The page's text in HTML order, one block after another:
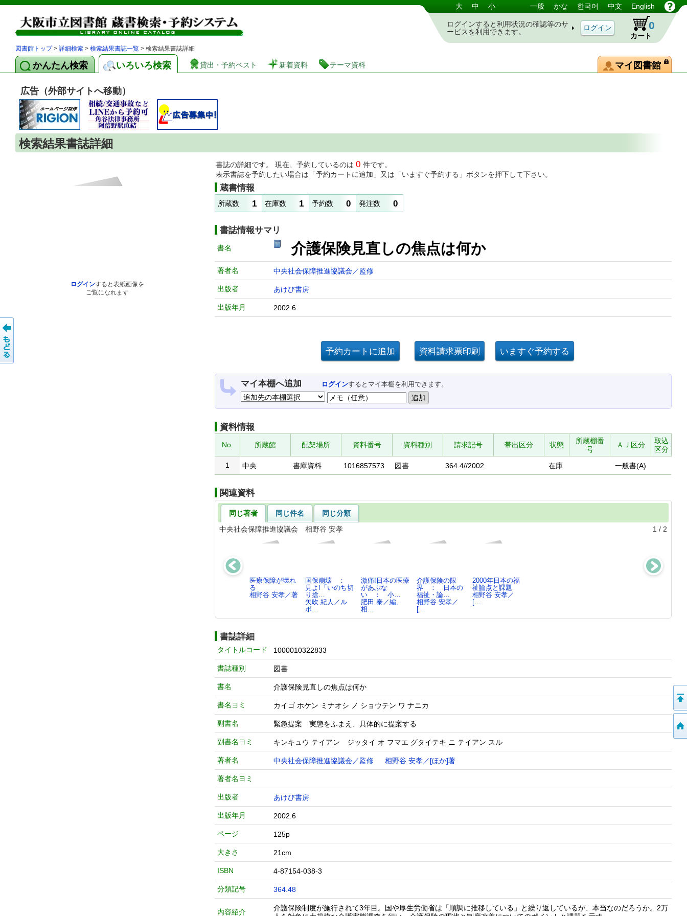
図書館 蔵書検索・予約システム 大 中 小 一般 かな 한국어 中文 English
ログインすると利用状況の確認等のサ
ービスを利用できます。
カート
0
図書館トップ> 詳細検索 > 検索結果書誌一覧 > 検索結果書誌詳細
かんたん検索 いろいろ検索 貸出・予約ベスト 新着資料 テーマ資料 マイ図書館
広告（外部サイトへ移動）
検索結果書誌詳細
ログインすると表紙画像を
ご覧になれます
書誌の詳細です。 現在、予約しているのは 0 件です。
表示書誌を予約したい場合は「予約カートに追加」又は「いますぐ予約する」ボタンを押下して下さい。
蔵書情報
所蔵数 1 在庫数 1 予約数 0 発注数 0
書誌情報サマリ
書名 介護保険見直しの焦点は何か
著者名 中央社会保障推進協議会／監修
出版者 あけび書房
出版年月 2002.6
マイ本棚へ追加 ログインするとマイ本棚を利用できます。
資料情報
No. 所蔵館 配架場所 資料番号 資料種別 請求記号 帯出区分 状態
所蔵棚番
号
ＡＪ区分
取込
区分
1
中央 書庫資料 1016857573 図書 364.4//2002 在庫 一般書(A)
関連資料
同じ著者 同じ件名
同じ分類
中央社会保障推進協議会 相野谷 安孝
1 / 2
医療保障が壊れ
る
相野谷 安孝／著
国保崩壊 ：
見よ!「いのち切
り捨…
矢吹 紀人／ル
ポ…
激痛!日本の医療
があぶな
い ： 小…
肥田 泰／編,
相…
介護保険の限
界 ： 日本の
福祉・論…
相野谷 安孝／
[…
2000年日本の福
祉論点と課題
相野谷 安孝／
[…
書誌詳細
タイトルコード 1000010322833
書誌種別 図書
書名 介護保険見直しの焦点は何か
書名ヨミ カイゴ ホケン ミナオシ ノ ショウテン ワ ナニカ
副書名 緊急提案 実態をふまえ、具体的に提案する
副書名ヨミ キンキュウ テイアン ジッタイ オ フマエ グタイテキ ニ テイアン スル
著者名 中央社会保障推進協議会／監修 相野谷 安孝／[ほか]著
著者名ヨミ
出版者 あけび書房
出版年月 2002.6
ページ 125p
大きさ 21cm
ISBN 4-87154-038-3
分類記号 364.48
内容紹介
介護保険制度が施行されて3年目。国や厚生労働省は「順調に推移している」と繰り返しているが、本当なのだろうか。2万